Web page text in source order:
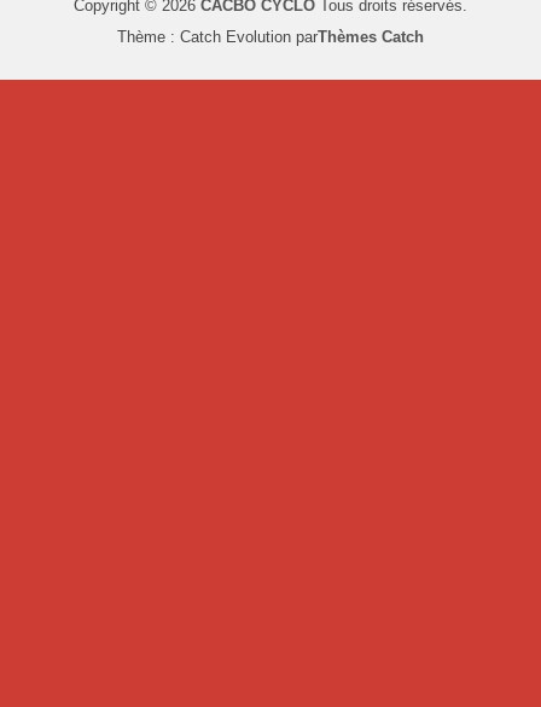
Copyright © 2026 CACBO CYCLO Tous droits réservés.
Thème : Catch Evolution parThèmes Catch